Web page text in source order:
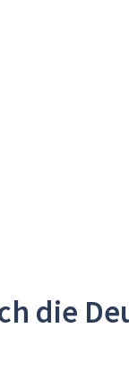
die